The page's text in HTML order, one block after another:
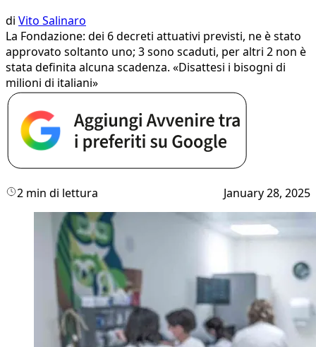
di Vito Salinaro
La Fondazione: dei 6 decreti attuativi previsti, ne è stato
approvato soltanto uno; 3 sono scaduti, per altri 2 non è
stata definita alcuna scadenza. «Disattesi i bisogni di
milioni di italiani»
2 min di lettura January 28, 2025